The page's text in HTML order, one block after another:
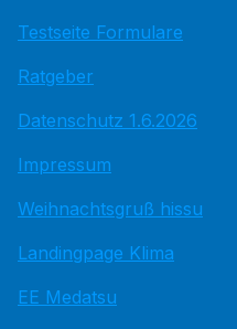
Testseite Formulare
Ratgeber
Datenschutz 1.6.2026
Impressum
Weihnachtsgruß hissu
Landingpage Klima
EE Medatsu